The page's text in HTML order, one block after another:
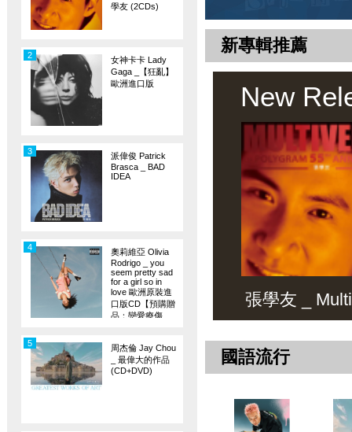
學友 (2CDs)
女神卡卡 Lady
Gaga _【狂亂】
歐洲進口版
2
派偉俊 Patrick
Brasca _ BAD
IDEA
3
奧莉維亞 Olivia
Rodrigo _ you
seem pretty sad
for a girl so in
love 歐洲原裝進
口版CD【預購贈
品：戀愛療傷
4
周杰倫 Jay Chou
_ 最偉大的作品
(CD+DVD)
5
新專輯推薦
New
張學友 _
國語流行